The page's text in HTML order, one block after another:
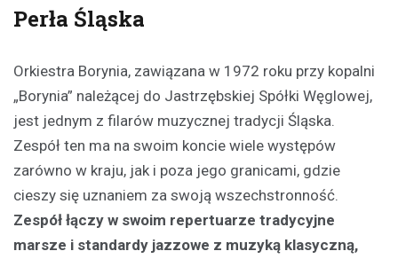
Perła Śląska
Orkiestra Borynia, zawiązana w 1972 roku przy kopalni
„Borynia” należącej do Jastrzębskiej Spółki Węglowej,
jest jednym z filarów muzycznej tradycji Śląska.
Zespół ten ma na swoim koncie wiele występów
zarówno w kraju, jak i poza jego granicami, gdzie
cieszy się uznaniem za swoją wszechstronność.
Zespół łączy w swoim repertuarze tradycyjne
marsze i standardy jazzowe z muzyką klasyczną,